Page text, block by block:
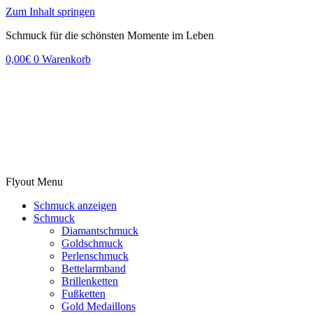
Zum Inhalt springen
Schmuck für die schönsten Momente im Leben
0,00€ 0 Warenkorb
Flyout Menu
Schmuck anzeigen
Schmuck
Diamantschmuck
Goldschmuck
Perlenschmuck
Bettelarmband
Brillenketten
Fußketten
Gold Medaillons